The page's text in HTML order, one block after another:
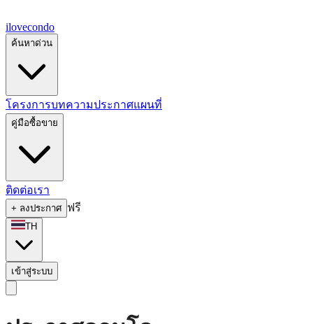
ilovecondo
ค้นหาด่วน
โครงการบทความประกาศแผนที่
คู่มือซื้อขาย
ติดต่อเรา
+ ลงประกาศ ฟรี
TH
เข้าสู่ระบบ